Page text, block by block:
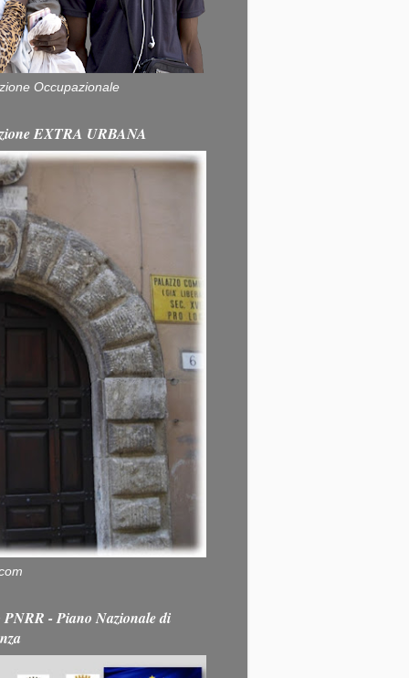
Occupazionale
EXTRA URBANA
- Piano Nazionale di